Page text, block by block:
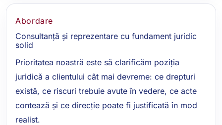
Abordare
Consultanță și reprezentare cu fundament juridic
solid
Prioritatea noastră este să clarificăm poziția
juridică a clientului cât mai devreme: ce drepturi
există, ce riscuri trebuie avute în vedere, ce acte
contează și ce direcție poate fi justificată în mod
realist.